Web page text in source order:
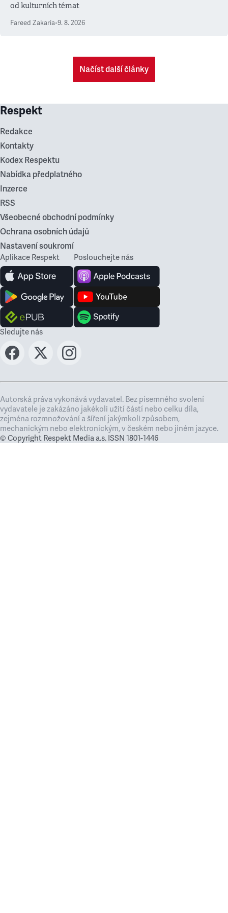
od kulturních témat
Fareed Zakaria•9. 8. 2026
Načíst další články
Respekt
Redakce
Kontakty
Kodex Respektu
Nabídka předplatného
Inzerce
RSS
Všeobecné obchodní podmínky
Ochrana osobních údajů
Nastavení soukromí
Aplikace Respekt Poslouchejte nás
Sledujte nás
Autorská práva vykonává vydavatel. Bez písemného svolení
vydavatele je zakázáno jakékoli užití částí nebo celku díla,
zejména rozmnožování a šíření jakýmkoli způsobem,
mechanickým nebo elektronickým, v českém nebo jiném jazyce.
© Copyright Respekt Media a.s. ISSN 1801-1446